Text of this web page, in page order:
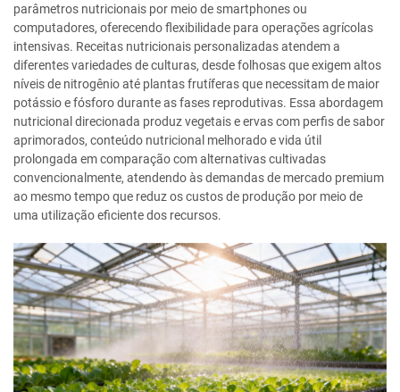
parâmetros nutricionais por meio de smartphones ou
computadores, oferecendo flexibilidade para operações agrícolas
intensivas. Receitas nutricionais personalizadas atendem a
diferentes variedades de culturas, desde folhosas que exigem altos
níveis de nitrogênio até plantas frutíferas que necessitam de maior
potássio e fósforo durante as fases reprodutivas. Essa abordagem
nutricional direcionada produz vegetais e ervas com perfis de sabor
aprimorados, conteúdo nutricional melhorado e vida útil
prolongada em comparação com alternativas cultivadas
convencionalmente, atendendo às demandas de mercado premium
ao mesmo tempo que reduz os custos de produção por meio de
uma utilização eficiente dos recursos.